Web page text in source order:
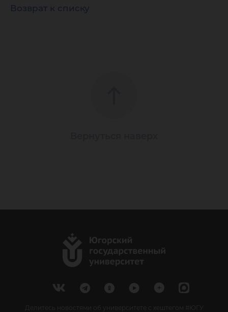
Возврат к списку
Делитесь новостями об университете с хештегом #ЮГУ